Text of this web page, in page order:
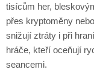
tisícům her,
přes kryptoměny
snižují ztráty i při
hráče, kteří oceňují
seancemi.